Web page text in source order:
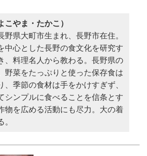
こやま・たかこ）
野県大町市生まれ、長野市在住。
中心とした長野の食文化を研究す
、料理名人から教わる。長野県の
野菜をたっぷりと使った保存食は
、季節の食材は手をかけすぎず、
シンプルに食べることを信条とす
物を広める活動にも尽力。大の着